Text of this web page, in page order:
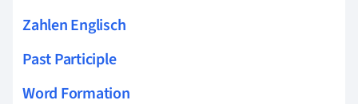
Zahlen Englisch
Past Participle
Word Formation